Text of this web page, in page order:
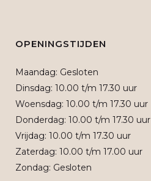
OPENINGSTIJDEN
Maandag: Gesloten
Dinsdag: 10.00 t/m 17.30 uur
Woensdag: 10.00 t/m 17.30 uur
Donderdag: 10.00 t/m 17.30 uur
Vrijdag: 10.00 t/m 17.30 uur
Zaterdag: 10.00 t/m 17.00 uur
Zondag: Gesloten